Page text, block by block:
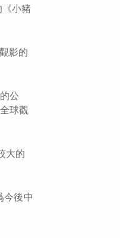
小豬
影的
公
球觀
大的
今後中